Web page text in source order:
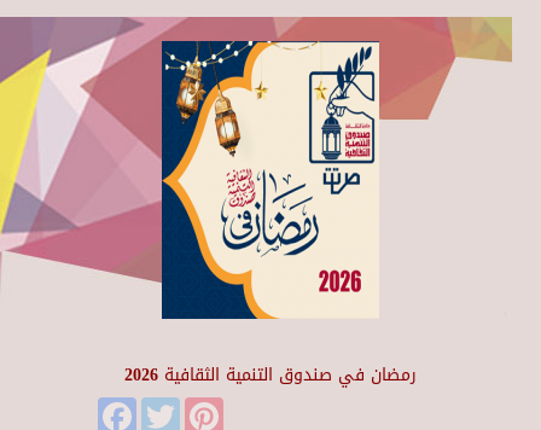
رمضان في صندوق التنمية الثقافية 2026
FacebookTwitter